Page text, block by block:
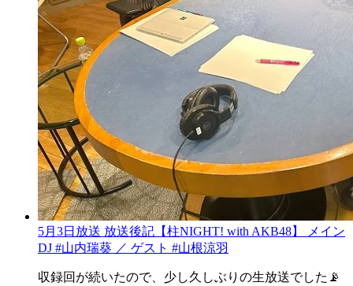
5月3日放送 放送後記【柱NIGHT! with AKB48】 メイン
DJ #山内瑞葵 ／ ゲスト #山根涼羽
収録回が続いたので、少し久しぶりの生放送でした📡